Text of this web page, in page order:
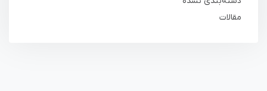
مقالات